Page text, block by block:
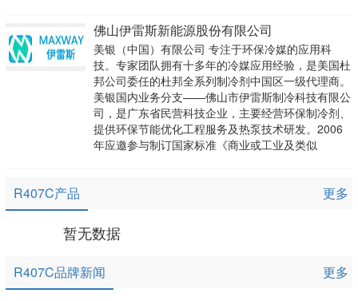
佛山伊雷斯新能源股份有限公司
美银（中国）有限公司 专注于环保冷媒的应用科
技。专家团队拥有十多年的冷媒应用经验，是美国杜
邦公司委任的杜邦全系列制冷剂中国区一级代理商。
美银国内业务分支——佛山市伊雷斯制冷科技有限公
司，是广东省民营科技企业，主要经营环保制冷剂、
提供环保节能优化工程服务及热泵技术研发。2006
年应邀参与制订国家标准《商业或工业及类似
R407C产品 更多
暂无数据
R407C品牌新闻 更多